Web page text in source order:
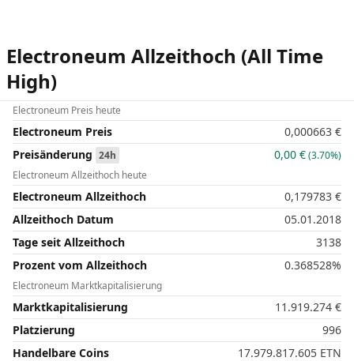
Electroneum Allzeithoch (All Time
High)
Electroneum Preis heute
Electroneum Preis 0,000663 €
Preisänderung 24h 0,00 €(3.70%)
Electroneum Allzeithoch heute
Electroneum Allzeithoch 0,179783 €
Allzeithoch Datum
05.01.2018
Tage seit Allzeithoch
3138
Prozent vom Allzeithoch
0.368528%
Electroneum Marktkapitalisierung
Marktkapitalisierung 11.919.274 €
Platzierung
996
Handelbare Coins
17.979.817.605 ETN